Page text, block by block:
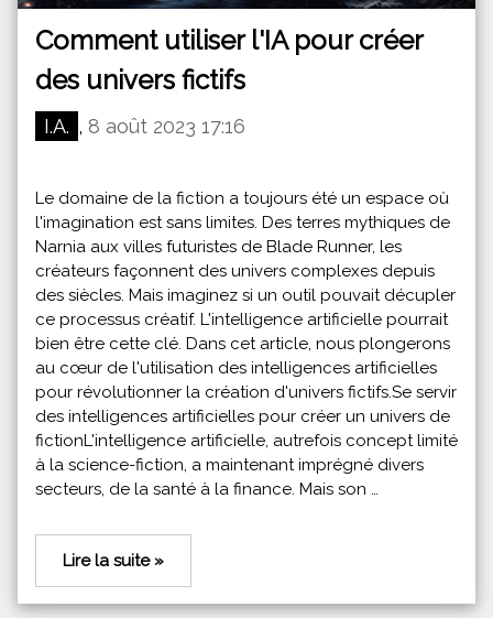
Comment utiliser l'IA pour créer
des univers fictifs
I.A. , 8 août 2023 17:16
Le domaine de la fiction a toujours été un espace où
l'imagination est sans limites. Des terres mythiques de
Narnia aux villes futuristes de Blade Runner, les
créateurs façonnent des univers complexes depuis
des siècles. Mais imaginez si un outil pouvait décupler
ce processus créatif. L'intelligence artificielle pourrait
bien être cette clé. Dans cet article, nous plongerons
au cœur de l'utilisation des intelligences artificielles
pour révolutionner la création d'univers fictifs.Se servir
des intelligences artificielles pour créer un univers de
fictionL'intelligence artificielle, autrefois concept limité
à la science-fiction, a maintenant imprégné divers
secteurs, de la santé à la finance. Mais son …
Lire la suite »